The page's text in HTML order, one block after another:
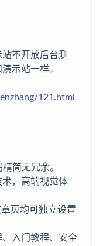
不开放后台测
示站一样。
121.html
简无冗余。
，高端视觉体
页均可独立设置
入门教程、安全